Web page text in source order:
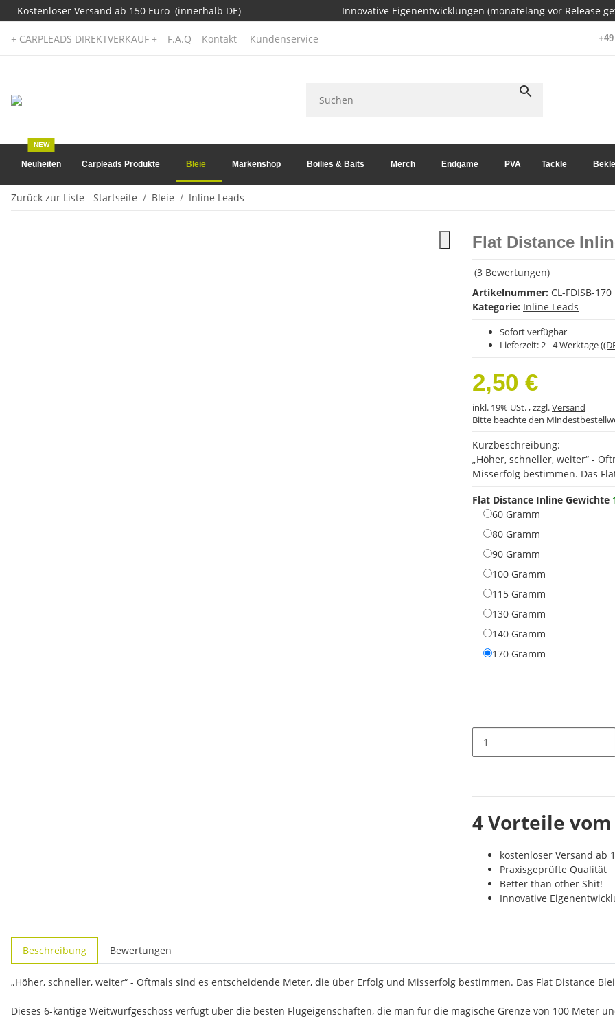
Kostenloser Versand ab 150 Euro (innerhalb DE) Innovative Eigenentwicklungen (monatelang vor Release
+ CARPLEADS DIREKTVERKAUF + F.A.Q Kontakt Kundenservice
Neuheiten
NEW
Carpleads Produkte Bleie Markenshop Boilies & Baits Merch Endgame PVA Tackle
Zurück zur Liste Startseite Bleie Inline Leads
Flat Distance
(3 Bewertungen)
Artikelnummer: CL-FDISB-170
Kategorie: Inline Leads
Sofort verfügbar
Lieferzeit: 2 - 4 Werktage
2,50 €
inkl. 19% USt. , zzgl.Versand
Bitte beachte den
Kurzbeschreibung:
„Höher, schneller, weiter“ -
Misserfolg bestimmen. Das
Flat Distance Inline Gewichte
60 Gramm
80 Gramm
90 Gramm
100 Gramm
115 Gramm
130 Gramm
140 Gramm
170 Gramm
4 Vorteile
kostenloser Versand ab
Praxisgeprüfte Qualität
Better than other Shit!
Innovative
Beschreibung Bewertungen
„Höher, schneller, weiter“ - Oftmals sind es entscheidende Meter, die über Erfolg und Misserfolg bestimmen. Das Flat Distance
Dieses 6-kantige Weitwurfgeschoss verfügt über die besten Flugeigenschaften, die man für die magische Grenze von 100 Meter